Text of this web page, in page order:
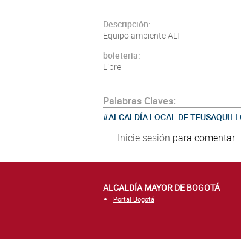
Descripción:
Equipo ambiente ALT
boleteria:
Libre
Palabras Claves:
ALCALDÍA LOCAL DE
Inicie sesión para comentar
ALCALDÍA MAYOR DE BOGOTÁ
Portal Bogotá